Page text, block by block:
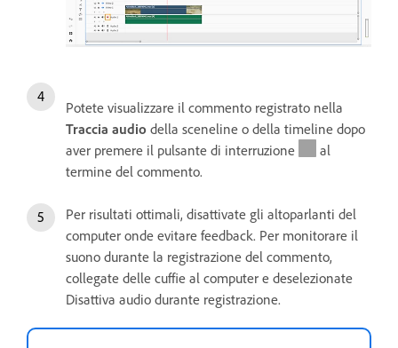
Potete visualizzare il commento registrato nella
Traccia audio della sceneline o della timeline dopo
aver premere il pulsante di interruzione
al
termine del commento.
Per risultati ottimali, disattivate gli altoparlanti del
computer onde evitare feedback. Per monitorare il
suono durante la registrazione del commento,
collegate delle cuffie al computer e deselezionate
Disattiva audio durante registrazione.